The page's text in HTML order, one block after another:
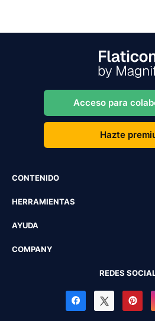
Acceso para
Hazte
CONTENIDO
HERRAMIENTAS
AYUDA
COMPANY
REDES